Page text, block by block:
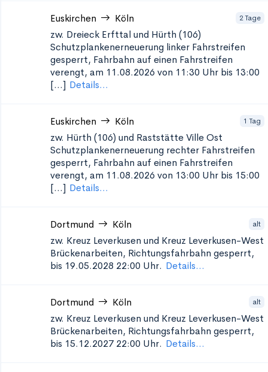
Euskirchen Köln 2 Tage
zw. Dreieck Erfttal und Hürth (106)
Schutzplankenerneuerung linker Fahrstreifen
gesperrt, Fahrbahn auf einen Fahrstreifen
verengt, am 11.08.2026 von 11:30 Uhr bis 13:00
[...] Details...
Euskirchen Köln 1 Tag
zw. Hürth (106) und Raststätte Ville Ost
Schutzplankenerneuerung rechter Fahrstreifen
gesperrt, Fahrbahn auf einen Fahrstreifen
verengt, am 11.08.2026 von 13:00 Uhr bis 15:00
[...] Details...
Dortmund Köln alt
zw. Kreuz Leverkusen und Kreuz Leverkusen-West
Brückenarbeiten, Richtungsfahrbahn gesperrt,
bis 19.05.2028 22:00 Uhr. Details...
Dortmund Köln alt
zw. Kreuz Leverkusen und Kreuz Leverkusen-West
Brückenarbeiten, Richtungsfahrbahn gesperrt,
bis 15.12.2027 22:00 Uhr. Details...